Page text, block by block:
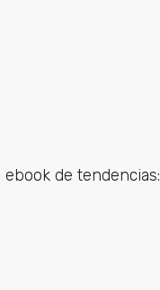
de tendencias: